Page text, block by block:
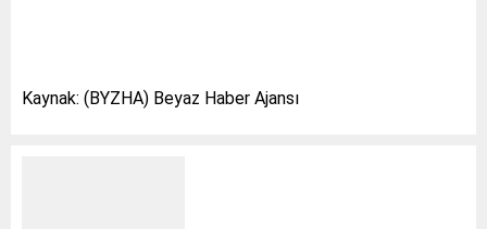
Kaynak: (BYZHA) Beyaz Haber Ajansı